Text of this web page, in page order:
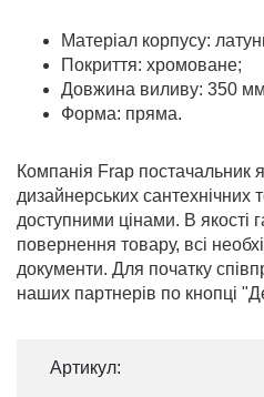
Матеріал корпусу:
Покриття: хромоване;
Довжина виливу: 350
Форма: пряма.
Компанія Frap постачальник
дизайнерських сантехнічних
доступними цінами. В якості
повернення товару, всі
документи. Для початку
наших партнерів по кнопці
Артикул: